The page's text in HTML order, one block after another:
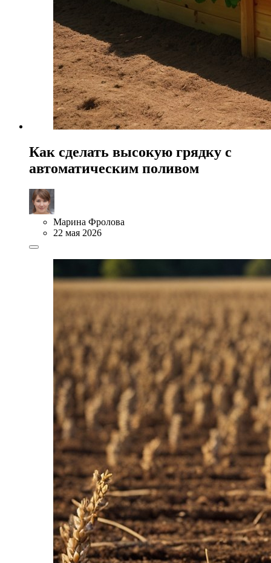
Как сделать высокую грядку с
автоматическим поливом
Марина Фролова
22 мая 2026